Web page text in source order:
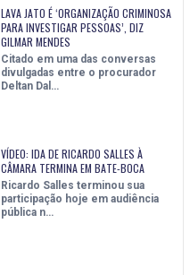
LAVA JATO É ‘ORGANIZAÇÃO CRIMINOSA
PARA INVESTIGAR PESSOAS’, DIZ
GILMAR MENDES
Citado em uma das conversas
divulgadas entre o procurador
Deltan Dal…
VÍDEO: IDA DE RICARDO SALLES À
CÂMARA TERMINA EM BATE-BOCA
Ricardo Salles terminou sua
participação hoje em audiência
pública n…